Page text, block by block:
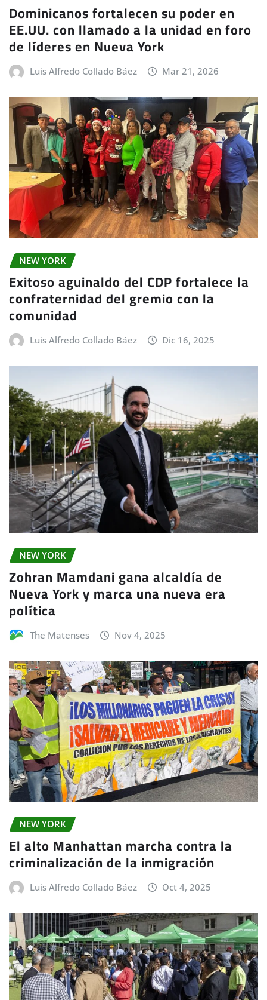
Dominicanos fortalecen su poder en
EE.UU. con llamado a la unidad en foro
de líderes en Nueva York
Luis Alfredo Collado Báez Mar 21, 2026
NEW YORK
Exitoso aguinaldo del CDP fortalece la
confraternidad del gremio con la
comunidad
Luis Alfredo Collado Báez Dic 16, 2025
NEW YORK
Zohran Mamdani gana alcaldía de
Nueva York y marca una nueva era
política
The Matenses Nov 4, 2025
NEW YORK
El alto Manhattan marcha contra la
criminalización de la inmigración
Luis Alfredo Collado Báez Oct 4, 2025